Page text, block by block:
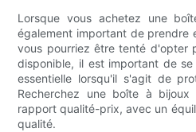
Lorsque vous achetez une
également important de prendre
vous pourriez être tenté d'opter
disponible, il est important de
essentielle lorsqu'il s'agit de
Recherchez une boîte à
rapport qualité-prix, avec un
qualité.